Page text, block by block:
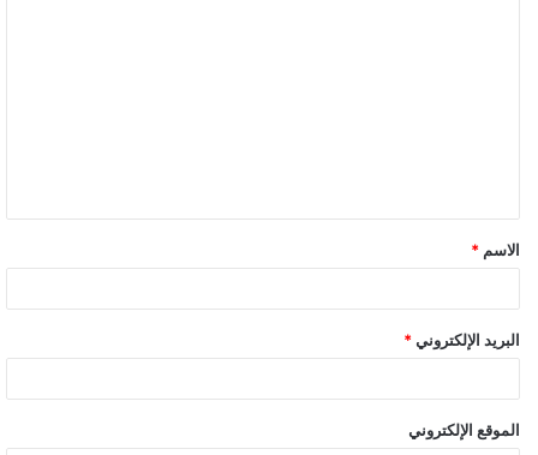
الاسم *
البريد الإلكتروني *
الموقع الإلكتروني